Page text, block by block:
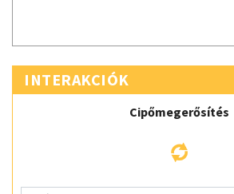
INTERAKCIÓK
Cipőmegerősítés